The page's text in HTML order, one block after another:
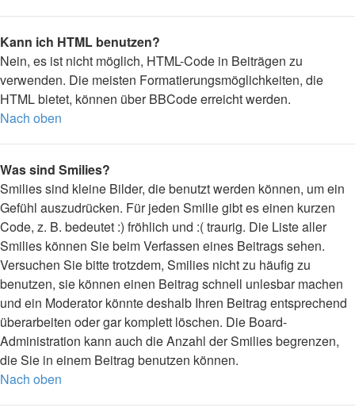
Kann ich HTML benutzen?
Nein, es ist nicht möglich, HTML-Code in Beiträgen zu
verwenden. Die meisten Formatierungsmöglichkeiten, die
HTML bietet, können über BBCode erreicht werden.
Nach oben
Was sind Smilies?
Smilies sind kleine Bilder, die benutzt werden können, um ein
Gefühl auszudrücken. Für jeden Smilie gibt es einen kurzen
Code, z. B. bedeutet :) fröhlich und :( traurig. Die Liste aller
Smilies können Sie beim Verfassen eines Beitrags sehen.
Versuchen Sie bitte trotzdem, Smilies nicht zu häufig zu
benutzen, sie können einen Beitrag schnell unlesbar machen
und ein Moderator könnte deshalb Ihren Beitrag entsprechend
überarbeiten oder gar komplett löschen. Die Board-
Administration kann auch die Anzahl der Smilies begrenzen,
die Sie in einem Beitrag benutzen können.
Nach oben